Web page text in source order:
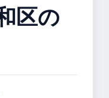
区の